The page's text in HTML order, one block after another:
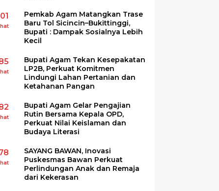
Pemkab Agam Matangkan Trase
Baru Tol Sicincin–Bukittinggi,
Bupati : Dampak Sosialnya Lebih
Kecil
Bupati Agam Tekan Kesepakatan
LP2B, Perkuat Komitmen
Lindungi Lahan Pertanian dan
Ketahanan Pangan
Bupati Agam Gelar Pengajian
Rutin Bersama Kepala OPD,
Perkuat Nilai Keislaman dan
Budaya Literasi
SAYANG BAWAN, Inovasi
Puskesmas Bawan Perkuat
Perlindungan Anak dan Remaja
dari Kekerasan